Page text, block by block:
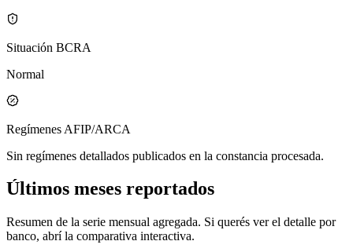
Situación BCRA
Normal
Regímenes AFIP/ARCA
Sin regímenes detallados publicados en la constancia procesada.
Últimos meses reportados
Resumen de la serie mensual agregada. Si querés ver el detalle por
banco, abrí la comparativa interactiva.